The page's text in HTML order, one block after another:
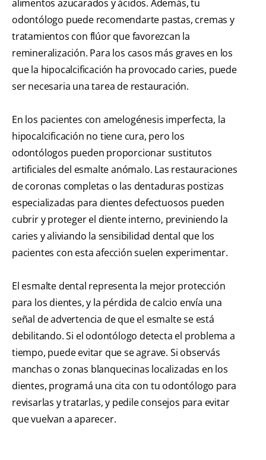
alimentos azucarados y ácidos. Además, tu
odontólogo puede recomendarte pastas, cremas y
tratamientos con flúor que favorezcan la
remineralización. Para los casos más graves en los
que la hipocalcificación ha provocado caries, puede
ser necesaria una tarea de restauración.
En los pacientes con amelogénesis imperfecta, la
hipocalcificación no tiene cura, pero los
odontólogos pueden proporcionar sustitutos
artificiales del esmalte anómalo. Las restauraciones
de coronas completas o las dentaduras postizas
especializadas para dientes defectuosos pueden
cubrir y proteger el diente interno, previniendo la
caries y aliviando la sensibilidad dental que los
pacientes con esta afección suelen experimentar.
El esmalte dental representa la mejor protección
para los dientes, y la pérdida de calcio envía una
señal de advertencia de que el esmalte se está
debilitando. Si el odontólogo detecta el problema a
tiempo, puede evitar que se agrave. Si observás
manchas o zonas blanquecinas localizadas en los
dientes, programá una cita con tu odontólogo para
revisarlas y tratarlas, y pedile consejos para evitar
que vuelvan a aparecer.